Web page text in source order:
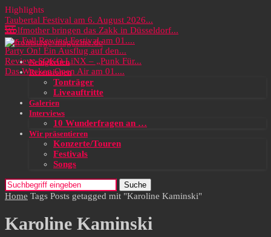
Highlights
Taubertal Festival am 6. August 2026...
Wolfmother bringen das Zakk in Düsseldorf...
Das Full Rewind Festival am 01....
Party On! Ein Ausflug auf den...
Review: SOKO LiNX – „Punk Für...
Das Wacken Open Air am 01....
Neuigkeiten
Rezensionen
Tonträger
Liveauftritte
Galerien
Interviews
10 Wunderfragen an …
Wir präsentieren
Konzerte/Touren
Festivals
Songs
Suche
Home Tags Posts getagged mit "Karoline Kaminski"
Karoline Kaminski